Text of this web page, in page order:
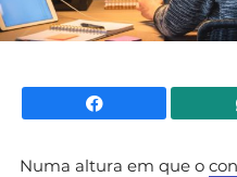
Numa altura em que o